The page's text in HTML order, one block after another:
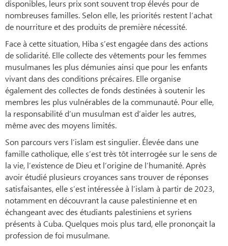
disponibles, leurs prix sont souvent trop élevés pour de
nombreuses familles. Selon elle, les priorités restent l’achat
de nourriture et des produits de première nécessité.
Face à cette situation, Hiba s’est engagée dans des actions
de solidarité. Elle collecte des vêtements pour les femmes
musulmanes les plus démunies ainsi que pour les enfants
vivant dans des conditions précaires. Elle organise
également des collectes de fonds destinées à soutenir les
membres les plus vulnérables de la communauté. Pour elle,
la responsabilité d’un musulman est d’aider les autres,
même avec des moyens limités.
Son parcours vers l’islam est singulier. Élevée dans une
famille catholique, elle s’est très tôt interrogée sur le sens de
la vie, l’existence de Dieu et l’origine de l’humanité. Après
avoir étudié plusieurs croyances sans trouver de réponses
satisfaisantes, elle s’est intéressée à l’islam à partir de 2023,
notamment en découvrant la cause palestinienne et en
échangeant avec des étudiants palestiniens et syriens
présents à Cuba. Quelques mois plus tard, elle prononçait la
profession de foi musulmane.